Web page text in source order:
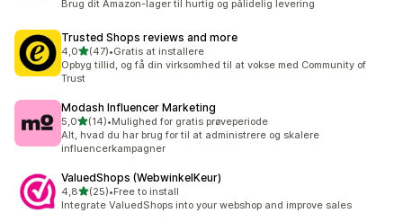
Brug dit Amazon-lager til hurtig og pålidelig levering
Trusted Shops reviews and more
4,0ud af 5 stjerner
(47)
47 anmeldelser i alt
•Gratis at installere
Opbyg tillid, og få din virksomhed til at vokse med Community of
Trust
Modash Influencer Marketing
5,0ud af 5 stjerner
(14)
14 anmeldelser i alt
•Mulighed for gratis prøveperiode
Alt, hvad du har brug for til at administrere og skalere
influencerkampagner
ValuedShops (WebwinkelKeur)
4,8ud af 5 stjerner
(25)
25 anmeldelser i alt
•Free to install
Integrate ValuedShops into your webshop and improve sales